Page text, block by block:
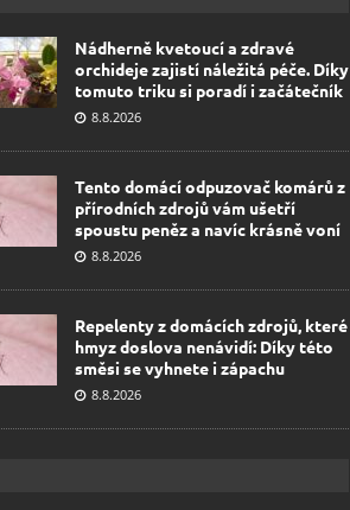
Nádherně kvetoucí a zdravé
orchideje zajistí náležitá péče. Díky
tomuto triku si poradí i začátečník
8.8.2026
Tento domácí odpuzovač komárů z
přírodních zdrojů vám ušetří
spoustu peněz a navíc krásně voní
8.8.2026
Repelenty z domácích zdrojů, které
hmyz doslova nenávidí: Díky této
směsi se vyhnete i zápachu
8.8.2026